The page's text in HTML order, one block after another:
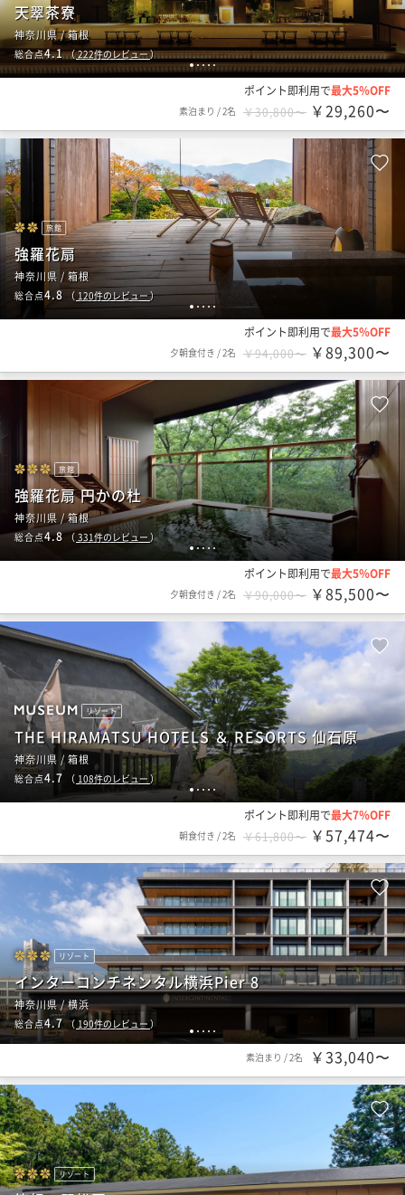
12345
天翠茶寮
神奈川県 / 箱根
総合点4.1（222件のレビュー）
ポイント即利用で最大5％OFF
素泊まり /2名 ￥30,800〜 ￥29,260〜
1 2 3 4 5
旅館
強羅花扇
神奈川県 / 箱根
総合点4.8 （ 120件のレビュー）
ポイント即利用で最大5％OFF
夕朝食付き /2名 ￥94,000〜 ￥89,300〜
12345
旅館
強羅花扇 円かの杜
神奈川県 / 箱根
総合点4.8 （ 331件のレビュー ）
ポイント即利用で最大5％OFF
夕朝食付き /2名 ￥90,000〜 ￥85,500〜
12 3 45
リゾート
THE HIRAMATSU HOTELS ＆ RESORTS 仙石原
神奈川県 / 箱根
総合点4.7 （ 108件のレビュー）
ポイント即利用で最大7％OFF
朝食付き /2名 ￥61,800〜 ￥57,474〜
1 2 3 4 5
リゾート
インターコンチネンタル横浜Pier 8
神奈川県 / 横浜
総合点4.7（ 190件のレビュー ）
素泊まり /2名 ￥33,040〜
リゾート